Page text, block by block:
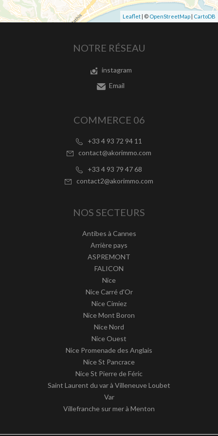
Leaflet | © OpenStreetMap | CartoDB
NOTRE RÉSEAU
instagram
Email
COMMERCE 06
+33 4 93 72 94 11
contact@akorimmo.com
+33 4 93 79 47 68
contact2@akorimmo.com
NOS SECTEURS
Antibes à Cannes
Arrière pays
ASPREMONT
FALICON
Nice
Nice Carré d'Or
Nice Cimiez
Nice Mont Boron
Nice Nord
Nice Ouest
Nice Promenade des Anglais
Nice St Pancrace
Nice St Pierre de Féric
Saint Laurent du var à Villeneuve Loubet
Var
Villefranche sur mer à Menton